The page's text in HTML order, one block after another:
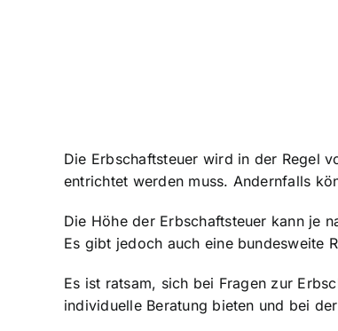
Die Erbschaftsteuer wird in der Regel
entrichtet werden muss. Andernfalls
Die Höhe der Erbschaftsteuer kann je
Es gibt jedoch auch eine bundesweite
Es ist ratsam, sich bei Fragen zur
individuelle Beratung bieten und bei